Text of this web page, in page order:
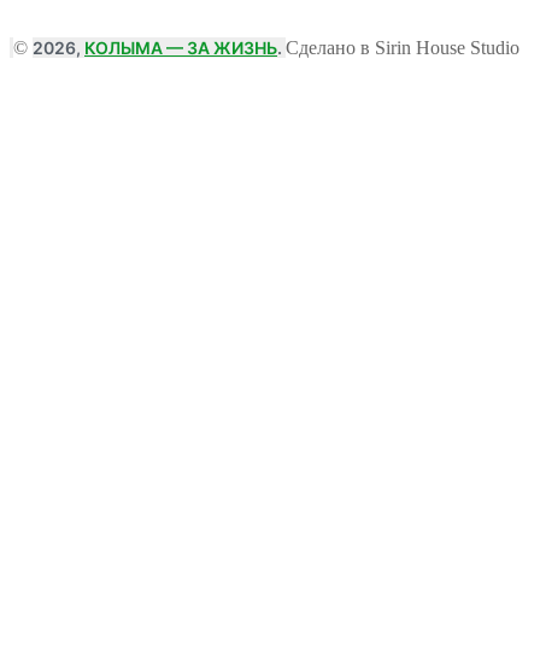
© 2026, КОЛЫМА — ЗА ЖИЗНЬ. Сделано в Sirin House Studio